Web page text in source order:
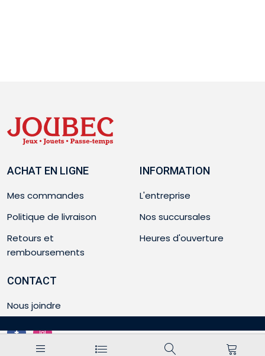
ACHAT EN LIGNE
Mes commandes
Politique de livraison
Retours et
remboursements
INFORMATION
L'entreprise
Nos succursales
Heures d'ouverture
CONTACT
Nous joindre